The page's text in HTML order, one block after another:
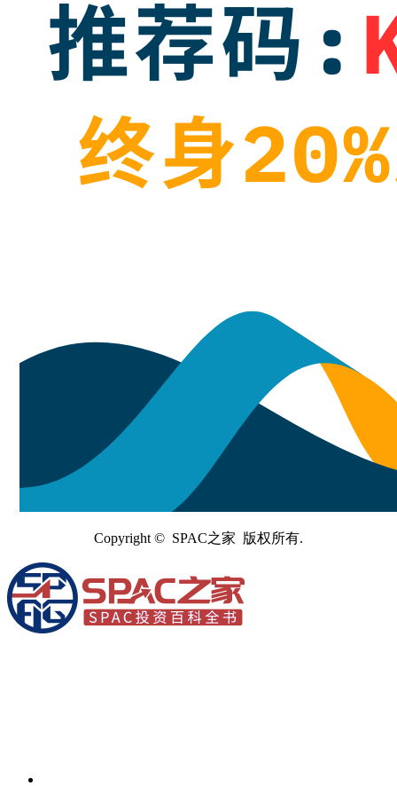
Copyright © SPAC之家 版权所有.